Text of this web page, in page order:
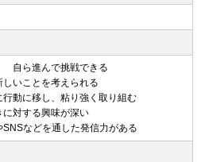
自ら進んで挑戦できる
いことを考えられる
動に移し、粘り強く取り組む
対する興味が深い
などを通した発信力がある